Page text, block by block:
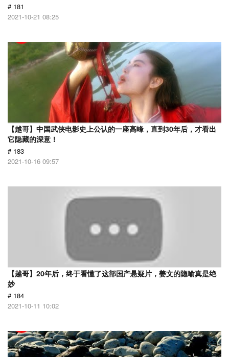
# 181
2021-10-21 08:25
【越哥】中国武侠电影史上公认的一座高峰，直到30年后，才看出
它隐藏的深意！
# 183
2021-10-16 09:57
【越哥】20年后，终于看懂了这部国产悬疑片，姜文的隐喻真是绝
妙
# 184
2021-10-11 10:02